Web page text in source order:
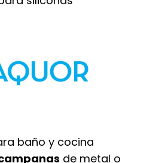
baño y cocina
de metal o